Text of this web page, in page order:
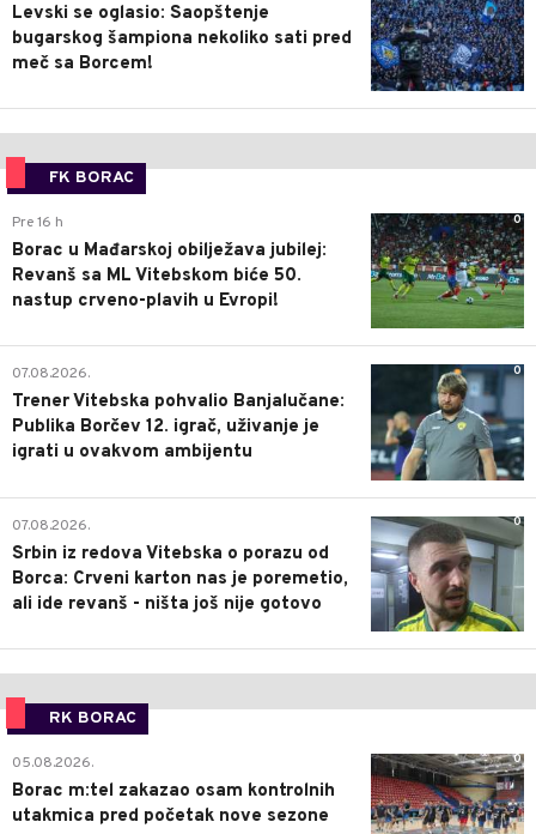
Levski se oglasio: Saopštenje
bugarskog šampiona nekoliko sati pred
meč sa Borcem!
FK BORAC
0
Pre 16 h
Borac u Mađarskoj obilježava jubilej:
Revanš sa ML Vitebskom biće 50.
nastup crveno-plavih u Evropi!
0
07.08.2026.
Trener Vitebska pohvalio Banjalučane:
Publika Borčev 12. igrač, uživanje je
igrati u ovakvom ambijentu
0
07.08.2026.
Srbin iz redova Vitebska o porazu od
Borca: Crveni karton nas je poremetio,
ali ide revanš - ništa još nije gotovo
RK BORAC
0
05.08.2026.
Borac m:tel zakazao osam kontrolnih
utakmica pred početak nove sezone